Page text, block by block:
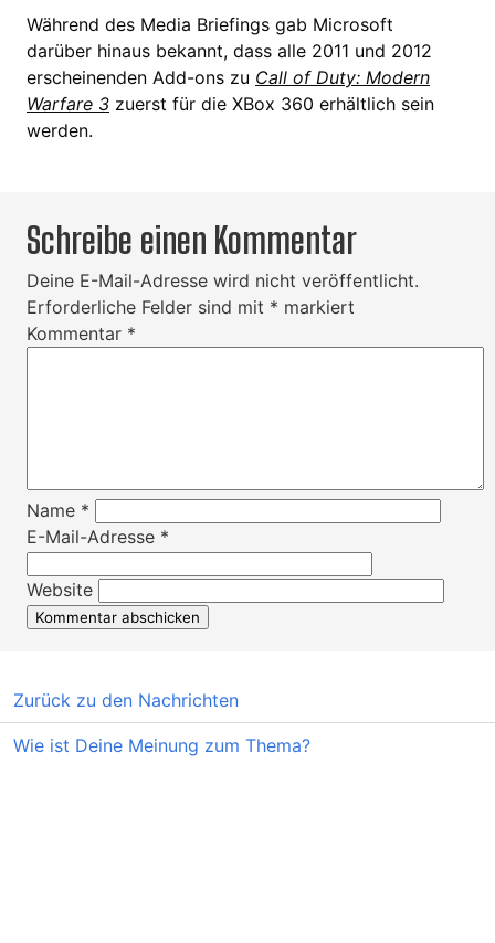
Während des Media Briefings gab Microsoft
darüber hinaus bekannt, dass alle 2011 und 2012
erscheinenden Add-ons zu Call of Duty: Modern
Warfare 3 zuerst für die XBox 360 erhältlich sein
werden.
Schreibe einen Kommentar
Deine E-Mail-Adresse wird nicht veröffentlicht.
Erforderliche Felder sind mit * markiert
Kommentar *
Name *
E-Mail-Adresse *
Website
Zurück zu den Nachrichten
Wie ist Deine Meinung zum Thema?